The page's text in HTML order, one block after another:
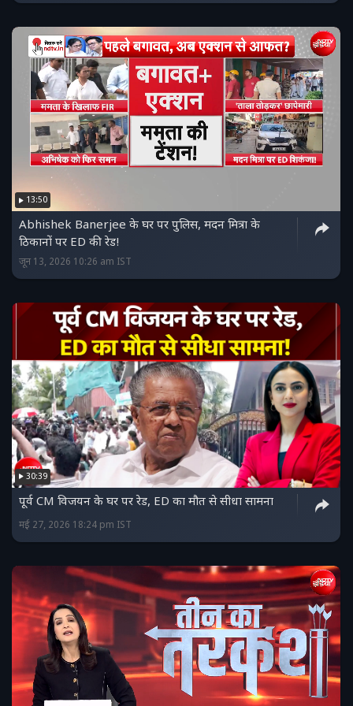
13:50
Abhishek Banerjee के घर पर पुलिस, मदन मित्रा के
ठिकानों पर ED की रेड!
जून 13, 2026 10:26 am IST
30:39
पूर्व CM विजयन के घर पर रेड, ED का मौत से सीधा सामना
मई 27, 2026 18:24 pm IST